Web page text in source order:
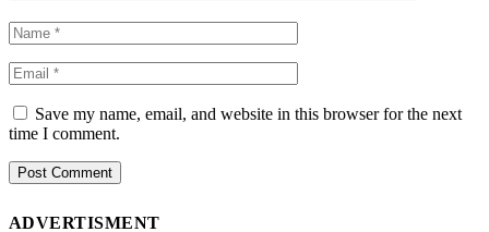
Save my name, email, and website in this browser for the next
time I comment.
ADVERTISMENT